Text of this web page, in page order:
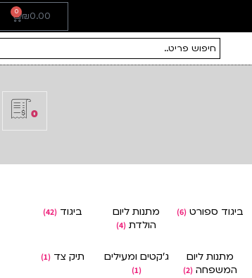
₪0.00
0
0
ביגוד ספורט (6)
מתנות ליום
הולדת (4)
ביגוד(42)
מתנות ליום
המשפחה (2)
ג'קטים ומעילים
(1)
תיק צד(1)